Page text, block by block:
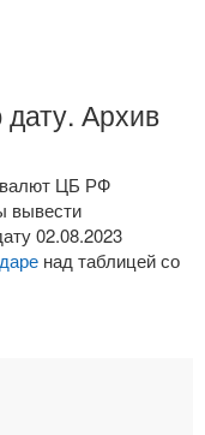
Архив
валют ЦБ РФ
вывести
02.08.2023
над таблицей со